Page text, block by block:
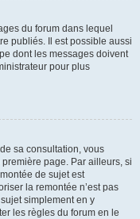
du forum dans lequel
publiés. Il est possible aussi
dont les messages doivent
pour plus
sa consultation, vous
page. Par ailleurs, si
de sujet est
la remontée n’est pas
simplement en y
les règles du forum en le